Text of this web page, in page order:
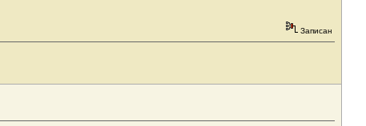
Записан